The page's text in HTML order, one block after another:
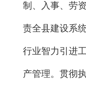
制、入事、劳
责全县建设系
行业智力引进
产管理。贯彻